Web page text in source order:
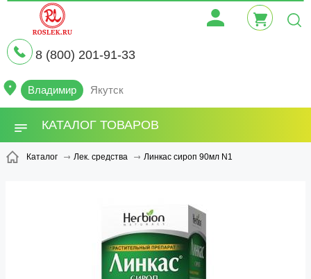
8 (800) 201-91-33
Владимир Якутск
КАТАЛОГ ТОВАРОВ
Каталог Лек. средства Линкас сироп 90мл N1